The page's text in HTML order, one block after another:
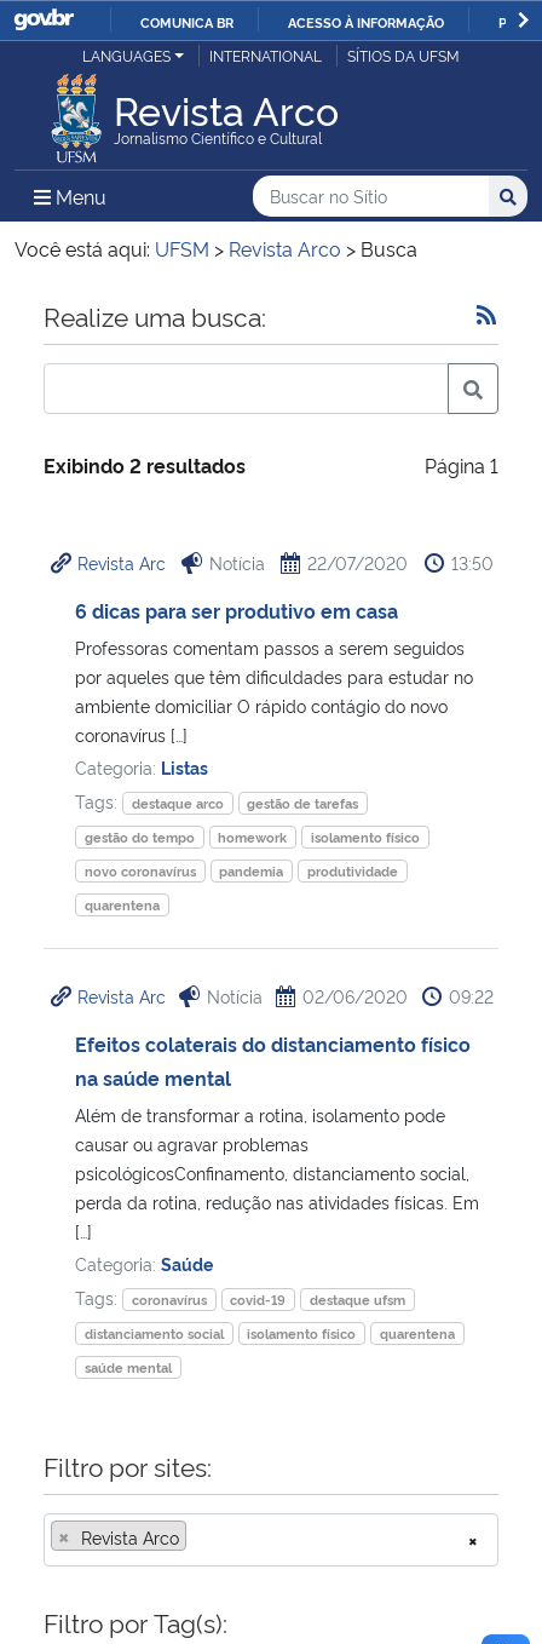
IR
O
COMUNICA BR ACESSO À INFORMAÇÃO
Ministério da Justiça e Segurança Pública
Ministério da Defesa
Ministério das Relações Exteriores
Ministério da Economia
Ministério da Infraestrutura
Ministério da Cidadania
Ministério de Minas e Energia
Ministério do Meio Ambiente
Ministério do Turismo
Ministério do Desenvolvimento Regional
Controladoria-Geral da União
Ministério da Mulher, da Família e dos Direitos Humanos
Secretaria-Geral
Secretaria de Governo
Gabinete de Segurança Institucional
Advocacia-Geral da União
Planalto
LANGUAGES INTERNATIONAL SÍTIOS DA UFSM
Revista Arco
Jornalismo Científico e Cultural
Menu Menu Principal do Sítio
Busca
Buscar no no Sítio
Busca:
Você está aqui: UFSM > Revista Arco > Busca
Início do conteúdo
Realize uma busca:
Exibindo 2 resultados Página 1
Revista Arc Notícia 22/07/2020 13:50
6 dicas para ser produtivo em casa
Professoras comentam passos a serem seguidos
por aqueles que têm dificuldades para estudar no
ambiente domiciliar O rápido contágio do novo
coronavírus […]
Categoria: Listas
Tags:
destaque arco
gestão de tarefas
gestão do tempo
homework
isolamento físico
novo coronavírus
pandemia
produtividade
quarentena
Revista Arc Notícia 02/06/2020 09:22
Efeitos colaterais do distanciamento físico
na saúde mental
Além de transformar a rotina, isolamento pode
causar ou agravar problemas
psicológicosConfinamento, distanciamento social,
perda da rotina, redução nas atividades físicas. Em
[…]
Categoria: Saúde
Tags:
coronavírus covid-19
destaque ufsm
distanciamento social
isolamento físico
quarentena
saúde mental
Filtro por sites:
×
× Revista Arco
Filtro por Tag(s):